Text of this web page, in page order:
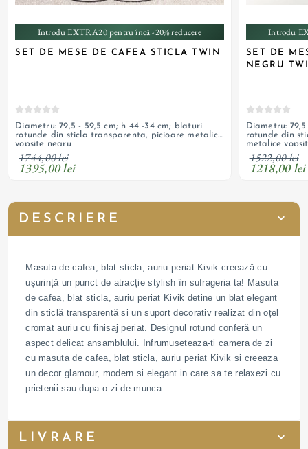
Introdu EXTRA20 pentru încă -20% reducere
SET DE MESE DE CAFEA STICLA TWIN
Diametru: 79,5 - 59,5 cm; h 44 -34 cm; blaturi
rotunde din sticla transparenta, picioare metalice
vopsite negru
1744,00 lei
1395,00 lei
Introdu
SET DE
NEGRU
Diametru: 79,5 - 59,5
rotunde din
metalice
1522,00 lei
1218,00 lei
DESCRIERE
Masuta de cafea, blat sticla, auriu periat Kivik creează cu
ușurință un punct de atracție stylish în sufrageria ta! Masuta
de cafea, blat sticla, auriu periat Kivik detine un blat elegant
din sticlă transparentă si un suport decorativ realizat din oțel
cromat auriu cu finisaj periat. Designul rotund conferă un
aspect delicat ansamblului. Infrumuseteaza-ti camera de zi
cu masuta de cafea, blat sticla, auriu periat Kivik si creeaza
un decor glamour, modern si elegant in care sa te relaxezi cu
prietenii sau dupa o zi de munca.
LIVRARE